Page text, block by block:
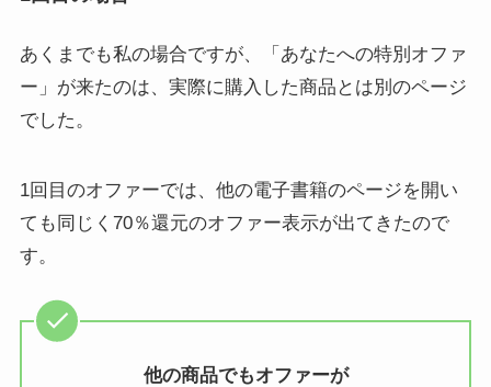
あくまでも私の場合ですが、「あなたへの特別オファ
ー」が来たのは、実際に購入した商品とは別のページ
でした。
1回目のオファーでは、他の電子書籍のページを開い
ても同じく70％還元のオファー表示が出てきたので
す。
他の商品でもオファーが